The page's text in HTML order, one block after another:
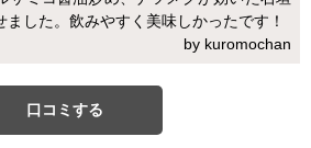
した。飲みやすく美味しかったです！
by kuromochan
口コミする